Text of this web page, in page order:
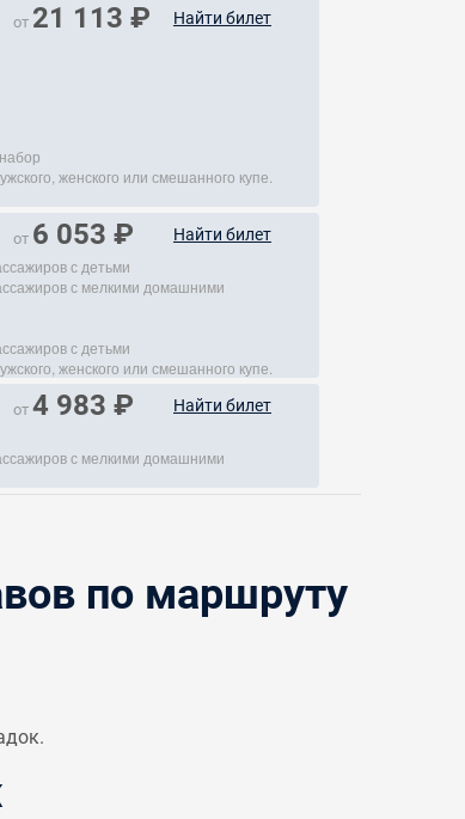
от 21 113 ₽ Найти билет
женского или смешанного купе.
от 6 053 ₽ Найти билет
с детьми
с мелкими домашними
с детьми
женского или смешанного купе.
от4 983 ₽ Найти билет
с мелкими домашними
по маршруту